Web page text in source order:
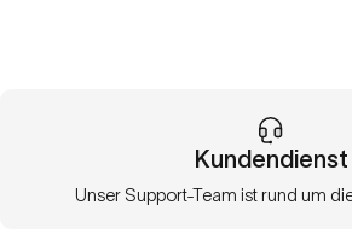
Kundendienst
Unser Support-Team ist rund um